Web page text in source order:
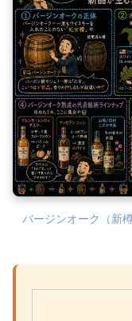
バージンオーク（新